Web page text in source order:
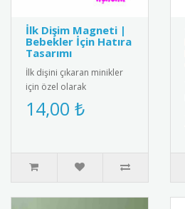
İlk Dişim Magneti |
Bebekler İçin Hatıra
Tasarımı
İlk dişini çıkaran minikler
için özel olarak
tasarlanmış bebek
magneti. Diş buğdayı
14,00 ₺